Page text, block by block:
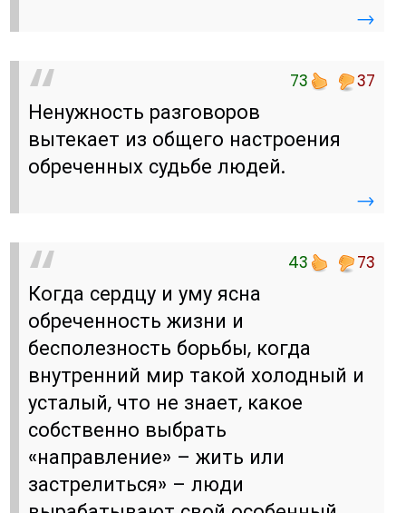
→
73 37
Ненужность разговоров
вытекает из общего настроения
обреченных судьбе людей.
→
43 73
Когда сердцу и уму ясна
обреченность жизни и
бесполезность борьбы, когда
внутренний мир такой холодный и
усталый, что не знает, какое
собственно выбрать
«направление» – жить или
застрелиться» – люди